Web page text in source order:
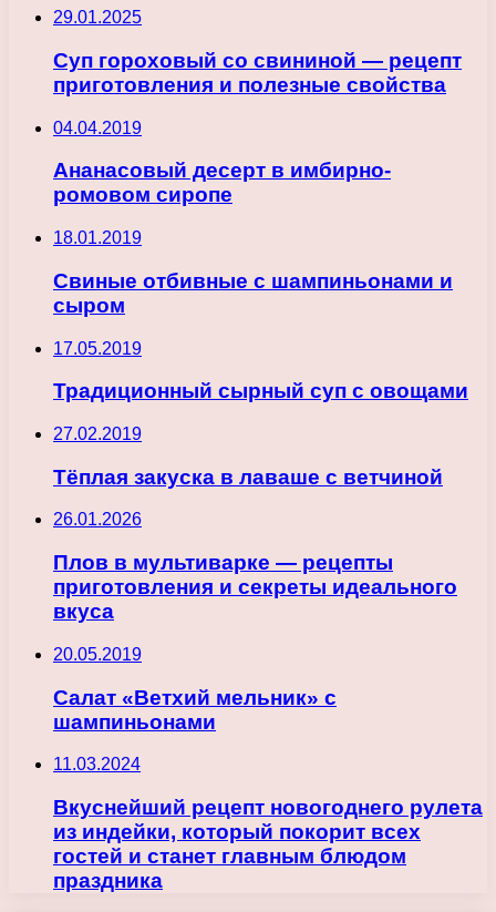
29.01.2025
Суп гороховый со свининой — рецепт
приготовления и полезные свойства
04.04.2019
Ананасовый десерт в имбирно-
ромовом сиропе
18.01.2019
Свиные отбивные с шампиньонами и
сыром
17.05.2019
Традиционный сырный суп с овощами
27.02.2019
Тёплая закуска в лаваше с ветчиной
26.01.2026
Плов в мультиварке — рецепты
приготовления и секреты идеального
вкуса
20.05.2019
Салат «Ветхий мельник» с
шампиньонами
11.03.2024
Вкуснейший рецепт новогоднего рулета
из индейки, который покорит всех
гостей и станет главным блюдом
праздника